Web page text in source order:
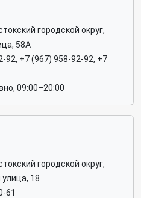
городской округ,
58А
92, +7 (967) 958-92-92, +7
09:00–20:00
городской округ,
18
61